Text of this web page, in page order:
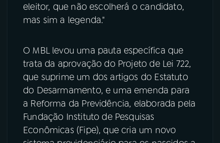
eleitor, que não escolherá o candidato,
mas sim a legenda."
O MBL levou uma pauta específica que
trata da aprovação do Projeto de Lei 722,
que suprime um dos artigos do Estatuto
do Desarmamento, e uma emenda para
a Reforma da Previdência, elaborada pela
Fundação Instituto de Pesquisas
Econômicas (Fipe), que cria um novo